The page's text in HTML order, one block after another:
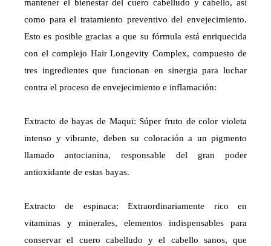
mantener el bienestar del cuero cabelludo y cabello, así
como para el tratamiento preventivo del envejecimiento.
Esto es posible gracias a que su fórmula está enriquecida
con el complejo Hair Longevity Complex, compuesto de
tres ingredientes que funcionan en sinergia para luchar
contra el proceso de envejecimiento e inflamación:
Extracto de bayas de Maqui: Súper fruto de color violeta
intenso y vibrante, deben su coloración a un pigmento
llamado antocianina, responsable del gran poder
antioxidante de estas bayas.
Extracto de espinaca: Extraordinariamente rico en
vitaminas y minerales, elementos indispensables para
conservar el cuero cabelludo y el cabello sanos, que